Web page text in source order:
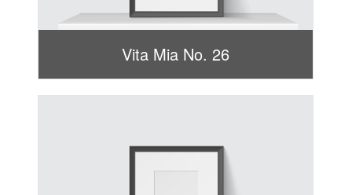
Vita Mia No. 26